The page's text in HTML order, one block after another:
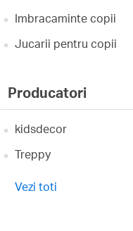
Imbracaminte copii
Jucarii pentru copii
Producatori
kidsdecor
Treppy
Vezi toti